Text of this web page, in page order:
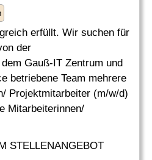
erfüllt. Wir suchen für
der
Gauß-IT Zentrum und
betriebene Team mehrere
Projektmitarbeiter (m/w/d)
Mitarbeiterinnen/
STELLENANGEBOT